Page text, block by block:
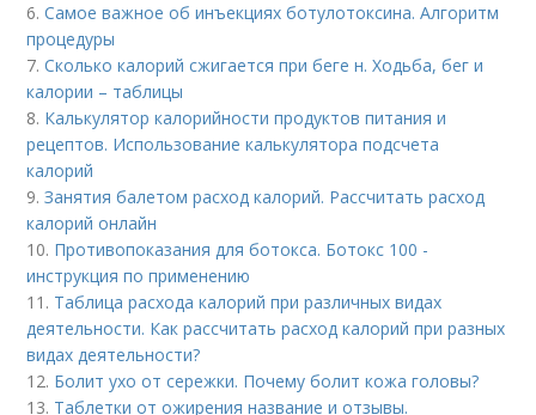
6.Самое важное об инъекциях ботулотоксина. Алгоритм
процедуры
7.Сколько калорий сжигается при беге н. Ходьба, бег и
калории – таблицы
8. Калькулятор калорийности продуктов питания и
рецептов. Использование калькулятора подсчета
калорий
9.Занятия балетом расход калорий. Рассчитать расход
калорий онлайн
10. Противопоказания для ботокса. Ботокс 100 -
инструкция по применению
11. Таблица расхода калорий при различных видах
деятельности. Как рассчитать расход калорий при разных
видах деятельности?
12. Болит ухо от сережки. Почему болит кожа головы?
13. Таблетки от ожирения название и отзывы.